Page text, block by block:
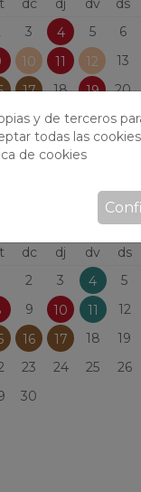
dc dj dv ds
3 4 5 6
10 11 12 13
17 18 19 20
24 25 26 27
dc dj dv ds
2 3 4 5
9 10 11 12
16 17 18 19
23 24 25 26
30
y de terceros
todas las
de cookies